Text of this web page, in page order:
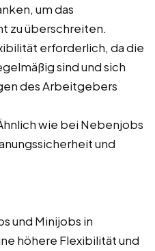
um das
zu überschreiten.
erforderlich, da die
sind und sich
des Arbeitgebers
wie bei Nebenjobs
und
und Minijobs in
höhere Flexibilität und